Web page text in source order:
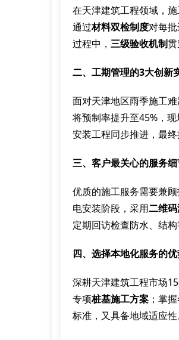
在天津建筑工程领域，
通过材料双检制度对每
过程中， 三级验收机制
二、工期管理的3大创新
面对天津地区雨季施工
将预制率提升至45%，
安装工程同步推进，最终
三、客户最关心的服务
优质的施工服务需要兼
电安装阶段，采用二维
定期回访检查防水、结构
四、选择本地化服务的
深耕天津建筑工程市场
专项桩基施工方案 ；掌
标准，又具备地域适应性